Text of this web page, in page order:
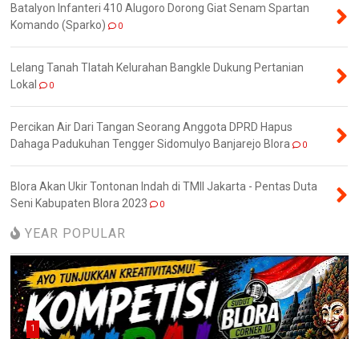
Batalyon Infanteri 410 Alugoro Dorong Giat Senam Spartan
Komando (Sparko)
0
Lelang Tanah Tlatah Kelurahan Bangkle Dukung Pertanian
Lokal
0
Percikan Air Dari Tangan Seorang Anggota DPRD Hapus
Dahaga Padukuhan Tengger Sidomulyo Banjarejo Blora
0
Blora Akan Ukir Tontonan Indah di TMII Jakarta - Pentas Duta
Seni Kabupaten Blora 2023
0
YEAR POPULAR
1